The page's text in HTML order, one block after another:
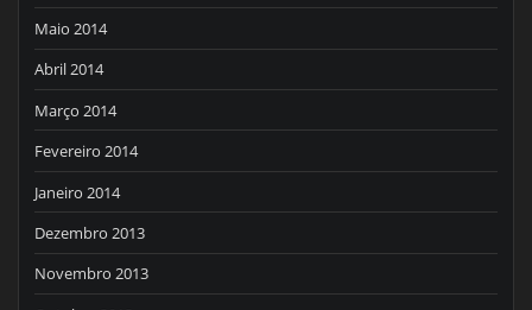
Maio 2014
Abril 2014
Março 2014
Fevereiro 2014
Janeiro 2014
Dezembro 2013
Novembro 2013